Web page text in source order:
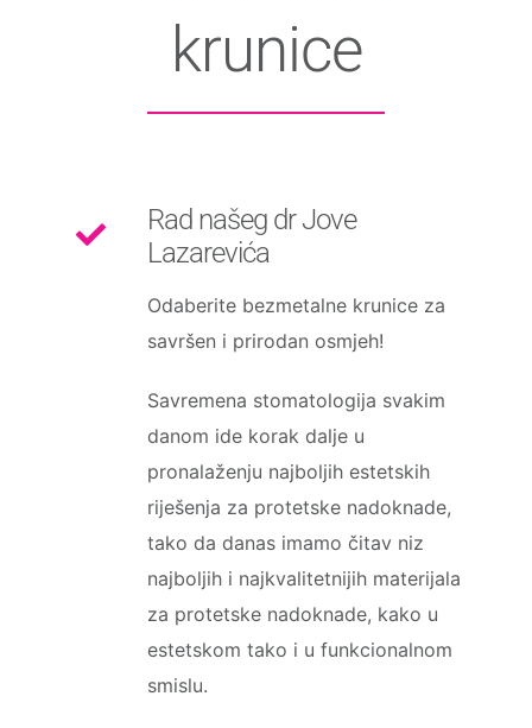
krunice
Rad našeg dr Jove
Lazarevića
Odaberite bezmetalne krunice za
savršen i prirodan osmjeh!
Savremena stomatologija svakim
danom ide korak dalje u
pronalaženju najboljih estetskih
riješenja za protetske nadoknade,
tako da danas imamo čitav niz
najboljih i najkvalitetnijih materijala
za protetske nadoknade, kako u
estetskom tako i u funkcionalnom
smislu.